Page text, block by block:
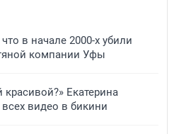
в начале 2000-х убили
компании Уфы
Екатерина
видео в бикини